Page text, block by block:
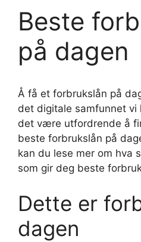
Beste
på dagen
Å få et forbrukslån på
det digitale samfunnet vi
det være utfordrende å
beste forbrukslån på
kan du lese mer om hva
som gir deg beste
Dette er
dagen